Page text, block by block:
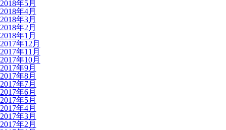
2018年5月
2018年4月
2018年3月
2018年2月
2018年1月
2017年12月
2017年11月
2017年10月
2017年9月
2017年8月
2017年7月
2017年6月
2017年5月
2017年4月
2017年3月
2017年2月